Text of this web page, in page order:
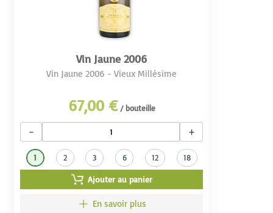
Vin Jaune 2006
Vin Jaune 2006 - Vieux Millésime
67,00 € / bouteille
− +
1 2 3 6 12 18
Ajouter au panier
En savoir plus